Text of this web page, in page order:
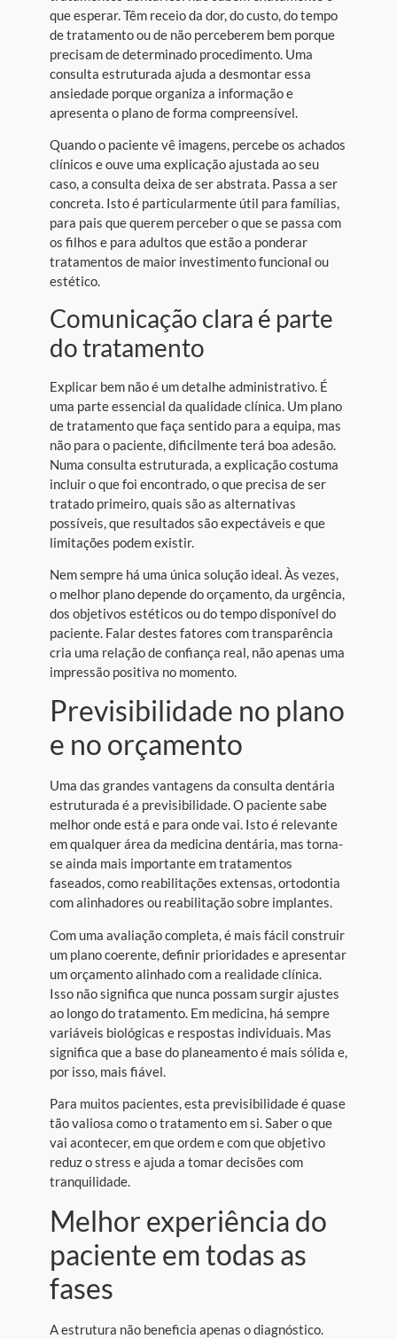
que esperar. Têm receio da dor, do custo, do tempo
de tratamento ou de não perceberem bem porque
precisam de determinado procedimento. Uma
consulta estruturada ajuda a desmontar essa
ansiedade porque organiza a informação e
apresenta o plano de forma compreensível.
Quando o paciente vê imagens, percebe os achados
clínicos e ouve uma explicação ajustada ao seu
caso, a consulta deixa de ser abstrata. Passa a ser
concreta. Isto é particularmente útil para famílias,
para pais que querem perceber o que se passa com
os filhos e para adultos que estão a ponderar
tratamentos de maior investimento funcional ou
estético.
Comunicação clara é parte
do tratamento
Explicar bem não é um detalhe administrativo. É
uma parte essencial da qualidade clínica. Um plano
de tratamento que faça sentido para a equipa, mas
não para o paciente, dificilmente terá boa adesão.
Numa consulta estruturada, a explicação costuma
incluir o que foi encontrado, o que precisa de ser
tratado primeiro, quais são as alternativas
possíveis, que resultados são expectáveis e que
limitações podem existir.
Nem sempre há uma única solução ideal. Às vezes,
o melhor plano depende do orçamento, da urgência,
dos objetivos estéticos ou do tempo disponível do
paciente. Falar destes fatores com transparência
cria uma relação de confiança real, não apenas uma
impressão positiva no momento.
Previsibilidade no plano
e no orçamento
Uma das grandes vantagens da consulta dentária
estruturada é a previsibilidade. O paciente sabe
melhor onde está e para onde vai. Isto é relevante
em qualquer área da medicina dentária, mas torna-
se ainda mais importante em tratamentos
faseados, como reabilitações extensas, ortodontia
com alinhadores ou reabilitação sobre implantes.
Com uma avaliação completa, é mais fácil construir
um plano coerente, definir prioridades e apresentar
um orçamento alinhado com a realidade clínica.
Isso não significa que nunca possam surgir ajustes
ao longo do tratamento. Em medicina, há sempre
variáveis biológicas e respostas individuais. Mas
significa que a base do planeamento é mais sólida e,
por isso, mais fiável.
Para muitos pacientes, esta previsibilidade é quase
tão valiosa como o tratamento em si. Saber o que
vai acontecer, em que ordem e com que objetivo
reduz o stress e ajuda a tomar decisões com
tranquilidade.
Melhor experiência do
paciente em todas as
fases
A estrutura não beneficia apenas o diagnóstico.